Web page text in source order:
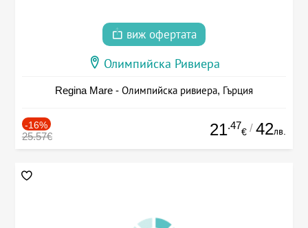
виж офертата
Олимпийска Ривиера
Regina Mare - Олимпийска ривиера, Гърция
-16%
25.57€ 21.47
€ / 42лв.